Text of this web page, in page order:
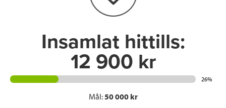
n
Insamlat hittills:
12 900 kr
26%
Mål:50 000 kr